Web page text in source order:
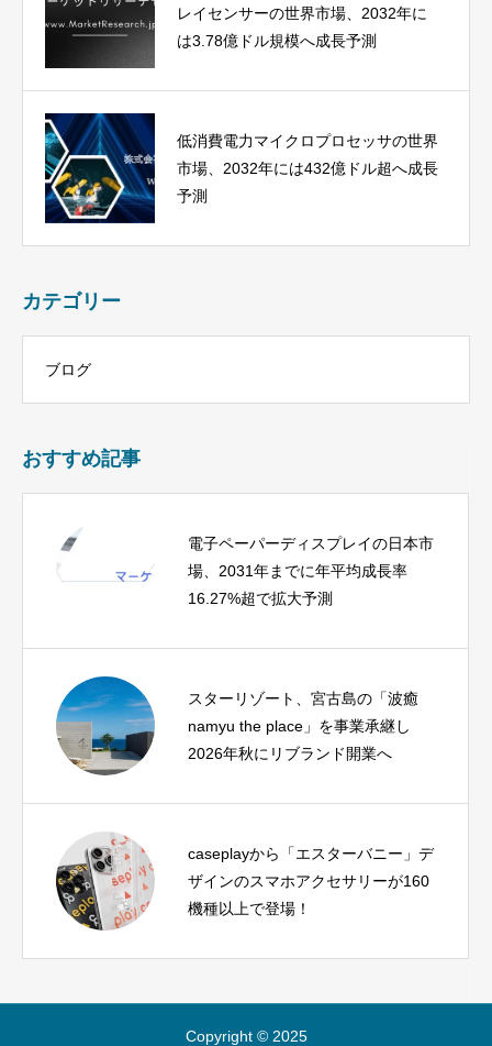
レイセンサーの世界市場、2032年に
は3.78億ドル規模へ成長予測
低消費電力マイクロプロセッサの世界
市場、2032年には432億ドル超へ成長
予測
カテゴリー
ブログ
おすすめ記事
電子ペーパーディスプレイの日本市
場、2031年までに年平均成長率
16.27%超で拡大予測
スターリゾート、宮古島の「波癒
namyu the place」を事業承継し
2026年秋にリブランド開業へ
caseplayから「エスターバニー」デ
ザインのスマホアクセサリーが160
機種以上で登場！
Copyright © 2025